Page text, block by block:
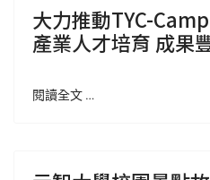
大力推動TYC-
產業人才培育 成果
閱讀全文 …